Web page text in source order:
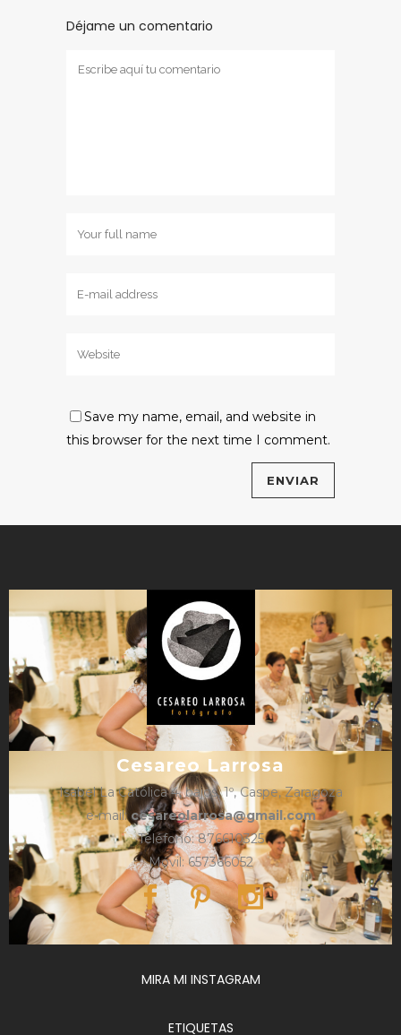
Déjame un comentario
Save my name, email, and website in
this browser for the next time I comment.
Cesareo Larrosa
Isabel La Católica 4, bajos, 1º, Caspe, Zaragoza
e-mail: cesareolarrosa@gmail.com
Teléfono: 876610325
Móvil: 657366052
MIRA MI INSTAGRAM
ETIQUETAS